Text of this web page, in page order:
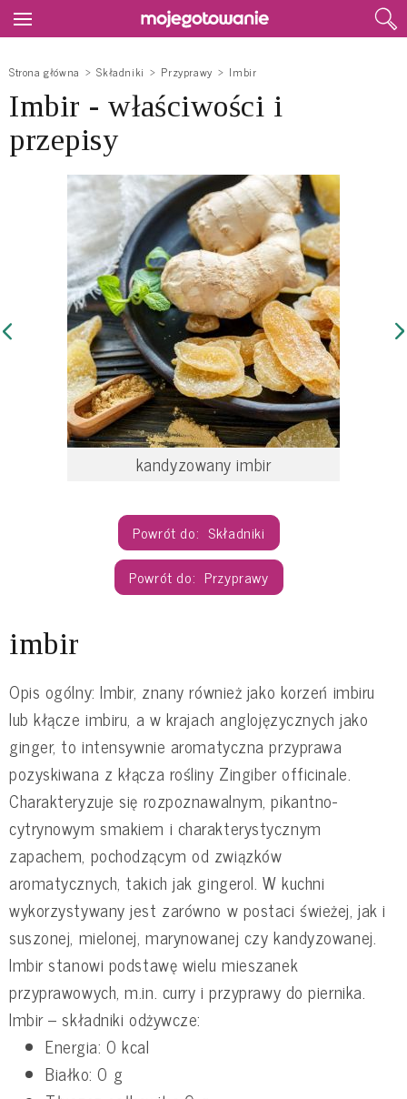
Strona główna Składniki Przyprawy Imbir
Imbir - właściwości i
przepisy
kandyzowany imbir
Składniki
Przyprawy
imbir
Opis ogólny: Imbir, znany również jako korzeń imbiru
lub kłącze imbiru, a w krajach anglojęzycznych jako
ginger, to intensywnie aromatyczna przyprawa
pozyskiwana z kłącza rośliny Zingiber officinale.
Charakteryzuje się rozpoznawalnym, pikantno-
cytrynowym smakiem i charakterystycznym
zapachem, pochodzącym od związków
aromatycznych, takich jak gingerol. W kuchni
wykorzystywany jest zarówno w postaci świeżej, jak i
suszonej, mielonej, marynowanej czy kandyzowanej.
Imbir stanowi podstawę wielu mieszanek
przyprawowych, m.in. curry i przyprawy do piernika.
Imbir – składniki odżywcze:
Energia: 0 kcal
Białko: 0 g